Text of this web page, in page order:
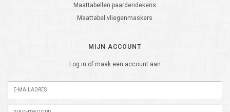
Maattabellen paardendekens
Maattabel vliegenmaskers
MIJN ACCOUNT
Log in of maak een account aan